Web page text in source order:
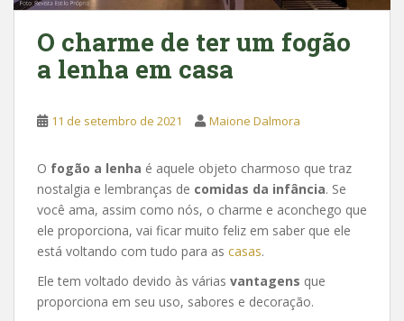
O charme de ter um fogão
a lenha em casa
11 de setembro de 2021 Maione Dalmora
O fogão a lenha é aquele objeto charmoso que traz
nostalgia e lembranças de comidas da infância. Se
você ama, assim como nós, o charme e aconchego que
ele proporciona, vai ficar muito feliz em saber que ele
está voltando com tudo para as casas.
Ele tem voltado devido às várias vantagens que
proporciona em seu uso, sabores e decoração.